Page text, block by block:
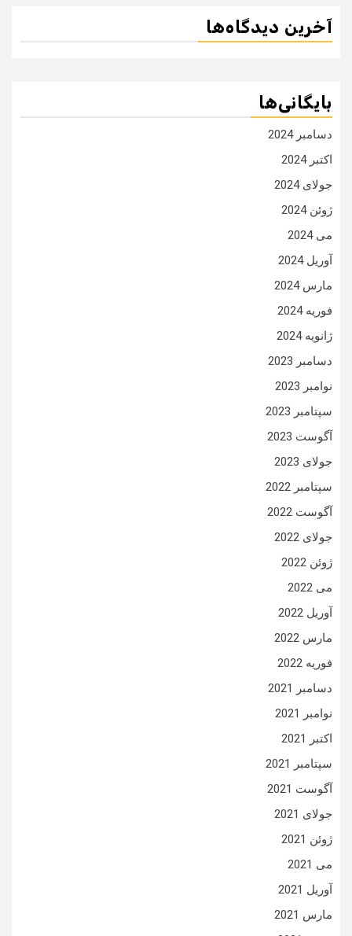
آخرین دیدگاه‌ها
بایگانی‌ها
دسامبر 2024
اکتبر 2024
جولای 2024
ژوئن 2024
می 2024
آوریل 2024
مارس 2024
فوریه 2024
ژانویه 2024
دسامبر 2023
نوامبر 2023
سپتامبر 2023
آگوست 2023
جولای 2023
سپتامبر 2022
آگوست 2022
جولای 2022
ژوئن 2022
می 2022
آوریل 2022
مارس 2022
فوریه 2022
دسامبر 2021
نوامبر 2021
اکتبر 2021
سپتامبر 2021
آگوست 2021
جولای 2021
ژوئن 2021
می 2021
آوریل 2021
مارس 2021